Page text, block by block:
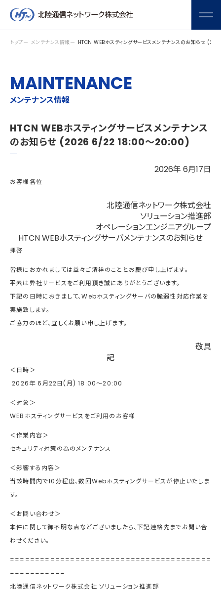
メニ
トップ メンテナンス情報 HTCN WEBホスティングサービスメンテナンスのお知らせ
MAINTENANCE
メンテナンス情報
HTCN WEBホスティングサービスメンテナンス
のお知らせ (2026 6/22 18:00～20:00)
2026年 6月17日
お客様各位
北陸通信ネットワーク株式会社
ソリューション推進部
オペレーションエンジニアグループ
HTCN WEBホスティングサーバメンテナンスのお知らせ
拝啓
皆様におかれましては益々ご清祥のこととお慶び申し上げます。
平素は弊社サービスをご利用頂き誠にありがとうございます。
下記の日時におきまして、Webホスティングサーバの脆弱性対応作業を
実施致します。
ご協力のほど、宜しくお願い申し上げます。
敬具
記
＜日時＞
2026年 6月22日(月) 18:00～20:00
＜対象＞
WEBホスティングサービスをご利用のお客様
＜作業内容＞
セキュリティ対策の為のメンテナンス
＜影響する内容＞
当該時間内で10分程度、数回Webホスティングサービスが停止いたしま
す。
＜お問い合わせ＞
本件に関して御不明な点などございましたら、下記連絡先までお問い合
わせください。
========================================
===========
北陸通信ネットワーク株式会社 ソリューション推進部